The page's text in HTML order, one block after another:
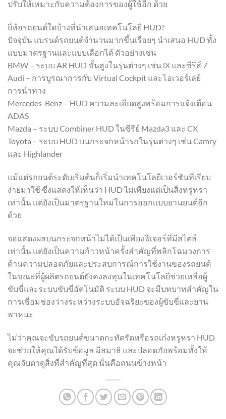
ปรับให้เหมาะกับความต้องการของผู้ใช้อีก ด้วย
ยี่ห้อรถยนต์ใดบ้างที่นำเสนอเทคโนโลยี HUD?
ปัจจุบัน แบรนด์รถยนต์จำนวนมากขึ้นเรื่อยๆ นำเสนอ HUD ทั้ง
แบบมาตรฐานและแบบเลือกได้ ตัวอย่างเช่น
BMW – ระบบ AR HUD ขั้นสูงในรุ่นต่างๆ เช่น iX และซีรีส์ 7
Audi – การบูรณาการกับ Virtual Cockpit และโอเวอร์เลย์
การนำทาง
Mercedes-Benz – HUD ความละเอียดสูงพร้อมการแจ้งเตือน
ADAS
Mazda – ระบบ Combiner HUD ในซีรีย์ Mazda3 และ CX
Toyota – ระบบ HUD บนกระจกหน้ารถในรุ่นต่างๆ เช่น Camry
และ Highlander
แม้แต่รถยนต์ระดับเริ่มต้นก็เริ่มนำเทคโนโลยีเวอร์ชันที่เรียบ
ง่ายมาใช้ ซึ่งแสดงให้เห็นว่า HUD ไม่เพียงแต่เป็นสิ่งหรูหรา
เท่านั้น แต่ยังเป็นมาตรฐานใหม่ในการออกแบบยานยนต์อีก
ด้วย
จอแสดงผลบนกระจกหน้าไม่ได้เป็นเพียงฟีเจอร์ที่มีสไตล์
เท่านั้น แต่ยังเป็นความก้าวหน้าครั้งสำคัญที่พลิกโฉมวงการ
ด้านความปลอดภัยและประสบการณ์การใช้งานของรถยนต์
ในขณะที่ผู้ผลิตรถยนต์ยังคงลงทุนในเทคโนโลยีช่วยเหลือผู้
ขับขี่และระบบขับขี่อัตโนมัติ ระบบ HUD จะมีบทบาทสำคัญใน
การเชื่อมช่องว่างระหว่างระบบอัจฉริยะของผู้ขับขี่และยาน
พาหนะ
ไม่ว่าคุณจะขับรถยนต์ขนาดกะทัดรัดหรือรถเก๋งหรูหรา HUD
จะช่วยให้คุณได้รับข้อมูล มีสมาธิ และปลอดภัยพร้อมทั้งให้
คุณจับตาดูสิ่งที่สำคัญที่สุด นั่นคือถนนข้างหน้า